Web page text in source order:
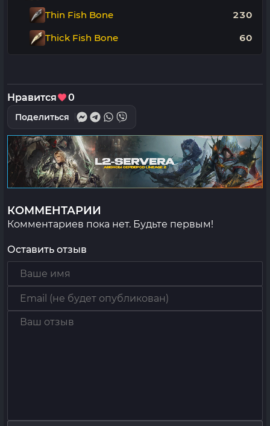
Thin Fish Bone 230
Thick Fish Bone 60
Нравится 0
Поделиться
КОММЕНТАРИИ
Комментариев пока нет. Будьте первым!
Оставить отзыв